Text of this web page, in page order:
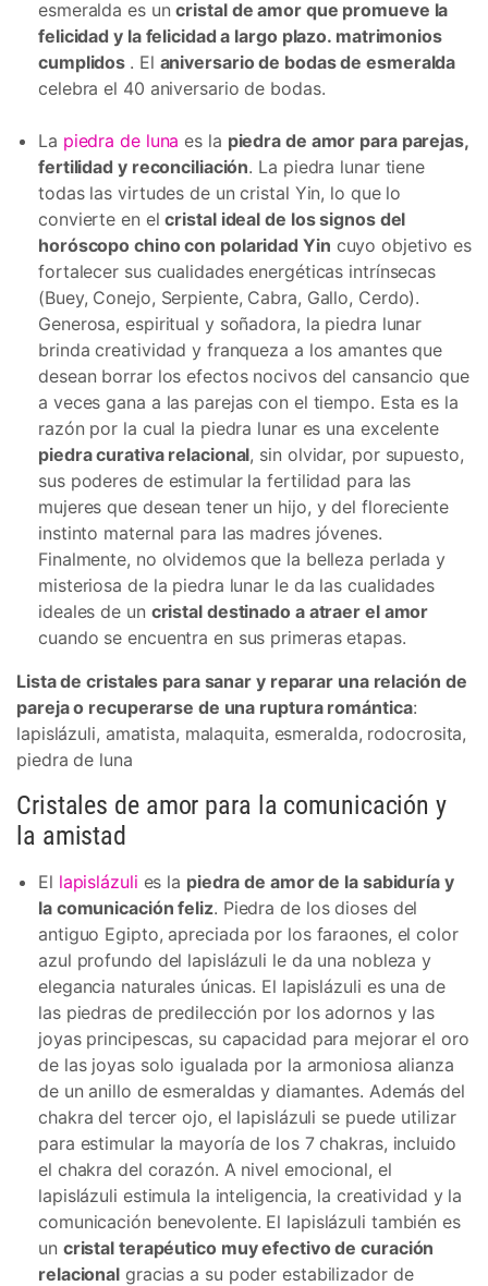
esmeralda es uncristal de amor que promueve la
felicidad y la felicidad a largo plazo. matrimonios
cumplidos . El aniversario de bodas de esmeralda
celebra el 40 aniversario de bodas.
La piedra de luna es la piedra de amor para parejas,
fertilidad y reconciliación. La piedra lunar tiene
todas las virtudes de un cristal Yin, lo que lo
convierte en elcristal ideal de los signos del
horóscopo chino con polaridad Yin cuyo objetivo es
fortalecer sus cualidades energéticas intrínsecas
(Buey, Conejo, Serpiente, Cabra, Gallo, Cerdo).
Generosa, espiritual y soñadora, la piedra lunar
brinda creatividad y franqueza a los amantes que
desean borrar los efectos nocivos del cansancio que
a veces gana a las parejas con el tiempo. Esta es la
razón por la cual la piedra lunar es una excelente
piedra curativa relacional, sin olvidar, por supuesto,
sus poderes de estimular la fertilidad para las
mujeres que desean tener un hijo, y del floreciente
instinto maternal para las madres jóvenes.
Finalmente, no olvidemos que la belleza perlada y
misteriosa de la piedra lunar le da las cualidades
ideales de un cristal destinado a atraer el amor
cuando se encuentra en sus primeras etapas.
Lista de cristales para sanar y reparar una relación de
pareja o recuperarse de una ruptura romántica:
lapislázuli, amatista, malaquita, esmeralda, rodocrosita,
piedra de luna
Cristales de amor para la comunicación y
la amistad
El lapislázuli es la piedra de amor de la sabiduría y
la comunicación feliz. Piedra de los dioses del
antiguo Egipto, apreciada por los faraones, el color
azul profundo del lapislázuli le da una nobleza y
elegancia naturales únicas. El lapislázuli es una de
las piedras de predilección por los adornos y las
joyas principescas, su capacidad para mejorar el oro
de las joyas solo igualada por la armoniosa alianza
de un anillo de esmeraldas y diamantes. Además del
chakra del tercer ojo, el lapislázuli se puede utilizar
para estimular la mayoría de los 7 chakras, incluido
el chakra del corazón. A nivel emocional, el
lapislázuli estimula la inteligencia, la creatividad y la
comunicación benevolente. El lapislázuli también es
un cristal terapéutico muy efectivo de curación
relacional gracias a su poder estabilizador de